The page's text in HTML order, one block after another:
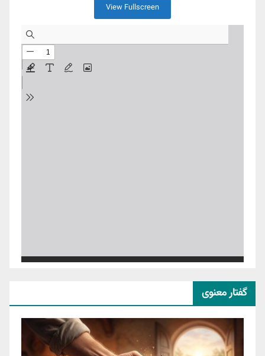
View Fullscreen
گفتار معنوی